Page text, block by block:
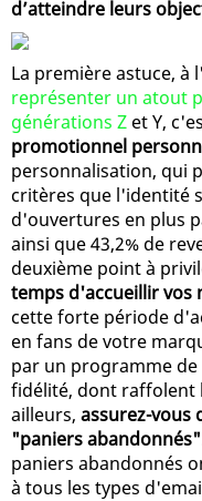
d’atteindre leurs
La première astuce, à
représenter un atout
générations Z et Y,
promotionnel
personnalisation, qui
critères que l'identité
d'ouvertures en plus
ainsi que 43,2% de
deuxième point à
temps d'accueillir vos
cette forte période
en fans de votre
par un programme
fidélité, dont raffolent
ailleurs, assurez-vous
"paniers abandonnés"
paniers abandonnés
à tous les types